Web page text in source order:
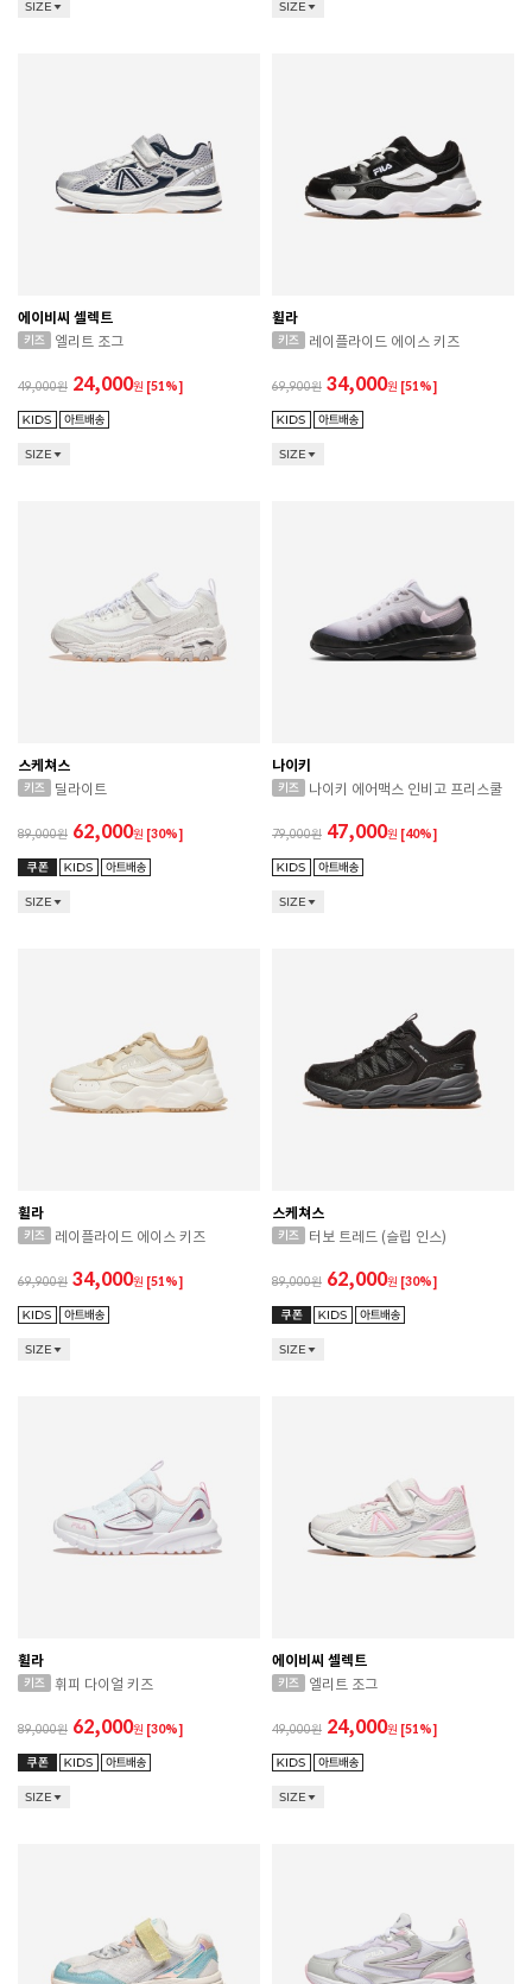
SIZE SIZE
에이비씨 셀렉트
엘리트 조그
49,000 24,000원 [51%]
SIZE
휠라
레이플라이드 에이스 키즈
69,900 34,000원 [51%]
SIZE
스케쳐스
딜라이트
89,000 62,000원 [30%]
SIZE
나이키
나이키 에어맥스 인비고 프리스쿨
79,000 47,000원 [40%]
SIZE
휠라
레이플라이드 에이스 키즈
69,900 34,000원 [51%]
SIZE
스케쳐스
터보 트레드 (슬립 인스)
89,000 62,000원 [30%]
SIZE
휠라
휘피 다이얼 키즈
89,000 62,000원 [30%]
SIZE
에이비씨 셀렉트
엘리트 조그
49,000 24,000원 [51%]
SIZE